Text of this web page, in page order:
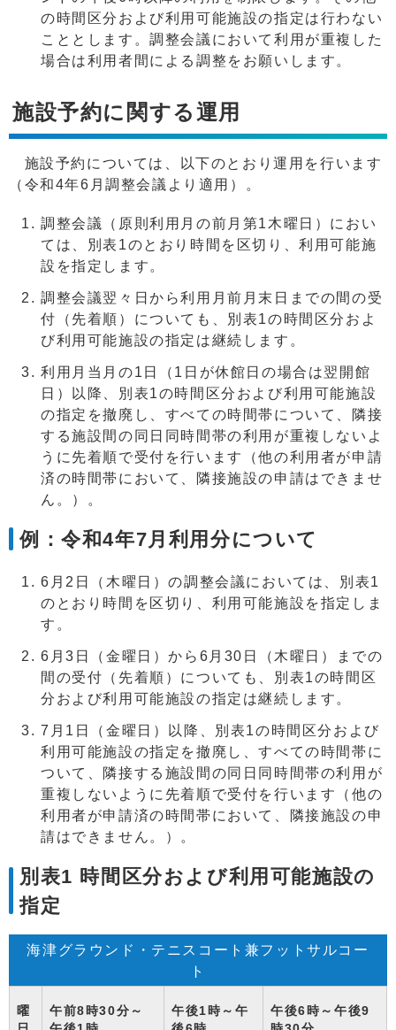
の時間区分および利用可能施設の指定は行わない
こととします。調整会議において利用が重複した
場合は利用者間による調整をお願いします。
施設予約に関する運用
施設予約については、以下のとおり運用を行います
（令和4年6月調整会議より適用）。
調整会議（原則利用月の前月第1木曜日）におい
ては、別表1のとおり時間を区切り、利用可能施
設を指定します。
調整会議翌々日から利用月前月末日までの間の受
付（先着順）についても、別表1の時間区分およ
び利用可能施設の指定は継続します。
利用月当月の1日（1日が休館日の場合は翌開館
日）以降、別表1の時間区分および利用可能施設
の指定を撤廃し、すべての時間帯について、隣接
する施設間の同日同時間帯の利用が重複しないよ
うに先着順で受付を行います（他の利用者が申請
済の時間帯において、隣接施設の申請はできませ
ん。）。
例：令和4年7月利用分について
6月2日（木曜日）の調整会議においては、別表1
のとおり時間を区切り、利用可能施設を指定しま
す。
6月3日（金曜日）から6月30日（木曜日）までの
間の受付（先着順）についても、別表1の時間区
分および利用可能施設の指定は継続します。
7月1日（金曜日）以降、別表1の時間区分および
利用可能施設の指定を撤廃し、すべての時間帯に
ついて、隣接する施設間の同日同時間帯の利用が
重複しないように先着順で受付を行います（他の
利用者が申請済の時間帯において、隣接施設の申
請はできません。）。
別表1 時間区分および利用可能施設の
指定
海津グラウンド・テニスコート兼フットサルコー
ト
曜
午前8時30分～
午後1時～午
午後6時～午後9